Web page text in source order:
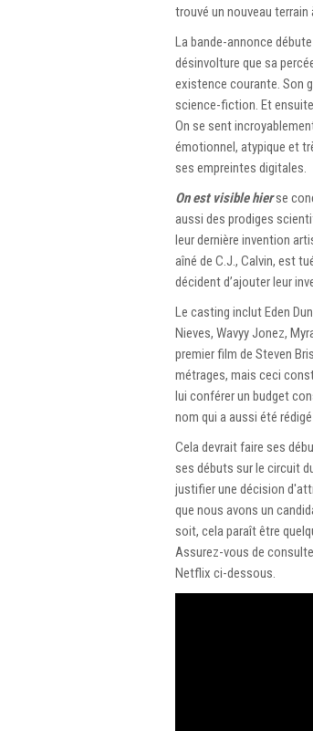
trouvé un nouveau
La bande-annonce
désinvolture que sa
existence courante. Son
science-fiction. Et
On se sent
émotionnel, atypique et
ses empreintes digitales.
On est visible hierse
aussi des prodiges
leur dernière invention
aîné de C.J., Calvin, est
décident d’ajouter leur
Le casting inclut Eden
Nieves, Wavyy Jonez,
premier film de Steven
métrages, mais ceci
lui conférer un budget
nom qui a aussi été
Cela devrait faire ses
ses débuts sur le circuit
justifier une décision
que nous avons un
soit, cela paraît être
Assurez-vous de
Netflix ci-dessous.